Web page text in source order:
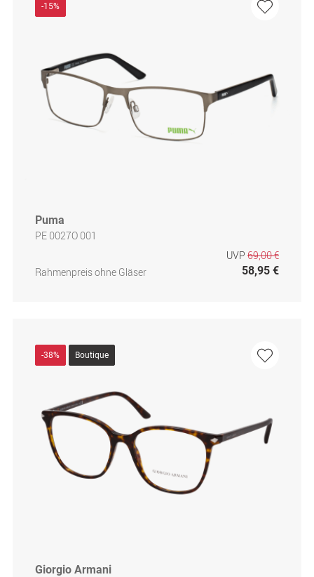
-15%
Puma
PE 0027O 001
Rahmenpreis ohne Gläser
UVP 69,00 €
58,95 €
-38% Boutique
Giorgio Armani